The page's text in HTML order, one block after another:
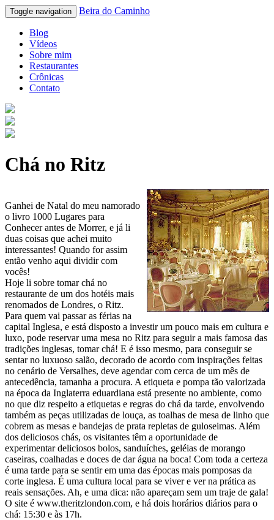
Toggle navigation Beira do Caminho
Blog
Vídeos
Sobre mim
Restaurantes
Crônicas
Contato
Chá no Ritz
Ganhei de Natal do meu namorado
o livro 1000 Lugares para
Conhecer antes de Morrer, e já li
duas coisas que achei muito
interessantes! Quando for assim
então venho aqui dividir com
vocês!
Hoje li sobre tomar chá no
restaurante de um dos hotéis mais
renomados de Londres, o Ritz.
Para quem vai passar as férias na
capital Inglesa, e está disposto a investir um pouco mais em cultura e
luxo, pode reservar uma mesa no Ritz para seguir a mais famosa das
tradições inglesas, tomar chá! E é isso mesmo, para conseguir se
sentar no luxuoso salão, decorado de acordo com inspirações feitas
no cenário de Versalhes, deve agendar com cerca de um mês de
antecedência, tamanha a procura. A etiqueta e pompa tão valorizada
na época da Inglaterra eduardiana está presente no ambiente, como
no que diz respeito a etiquetas e regras do chá da tarde, envolvendo
também as peças utilizadas de louça, as toalhas de mesa de linho que
cobrem as mesas e bandejas de prata repletas de guloseimas. Além
dos deliciosos chás, os visitantes têm a oportunidade de
experimentar deliciosos bolos, sanduíches, geléias de morango
caseiras, coalhadas e doces de dar água na boca! Com toda a certeza
é uma tarde para se sentir em uma das épocas mais pomposas da
corte inglesa. É uma cultura local para se viver e ver na prática as
reais sensações. Ah, e uma dica: não apareçam sem um traje de gala!
O site é www.theritzlondon.com, e há dois horários diários para o
chá: 15:30 e às 17h.